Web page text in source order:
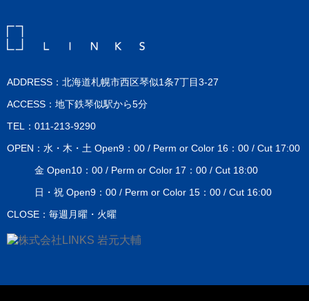
ADDRESS：北海道札幌市西区琴似1条7丁目3-27
ACCESS：地下鉄琴似駅から5分
TEL：011-213-9290
OPEN：水・木・土 Open9：00 / Perm or Color 16：00 / Cut 17:00
金 Open10：00 / Perm or Color 17：00 / Cut 18:00
日・祝 Open9：00 / Perm or Color 15：00 / Cut 16:00
CLOSE：毎週月曜・火曜